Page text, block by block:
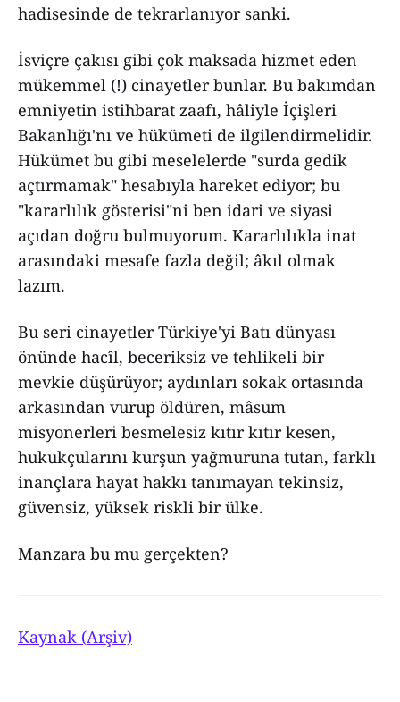
hadisesinde de tekrarlanıyor sanki.
İsviçre çakısı gibi çok maksada hizmet eden
mükemmel (!) cinayetler bunlar. Bu bakımdan
emniyetin istihbarat zaafı, hâliyle İçişleri
Bakanlığı'nı ve hükümeti de ilgilendirmelidir.
Hükümet bu gibi meselelerde "surda gedik
açtırmamak" hesabıyla hareket ediyor; bu
"kararlılık gösterisi"ni ben idari ve siyasi
açıdan doğru bulmuyorum. Kararlılıkla inat
arasındaki mesafe fazla değil; âkıl olmak
lazım.
Bu seri cinayetler Türkiye'yi Batı dünyası
önünde hacîl, beceriksiz ve tehlikeli bir
mevkie düşürüyor; aydınları sokak ortasında
arkasından vurup öldüren, mâsum
misyonerleri besmelesiz kıtır kıtır kesen,
hukukçularını kurşun yağmuruna tutan, farklı
inançlara hayat hakkı tanımayan tekinsiz,
güvensiz, yüksek riskli bir ülke.
Manzara bu mu gerçekten?
Kaynak (Arşiv)